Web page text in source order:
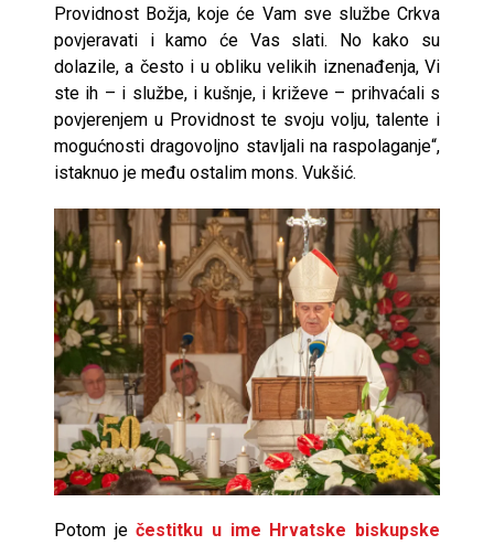
Providnost Božja, koje će Vam sve službe Crkva
povjeravati i kamo će Vas slati. No kako su
dolazile, a često i u obliku velikih iznenađenja, Vi
ste ih – i službe, i kušnje, i križeve – prihvaćali s
povjerenjem u Providnost te svoju volju, talente i
mogućnosti dragovoljno stavljali na raspolaganje“,
istaknuo je među ostalim mons. Vukšić.
Potom ječestitku u ime Hrvatske biskupske